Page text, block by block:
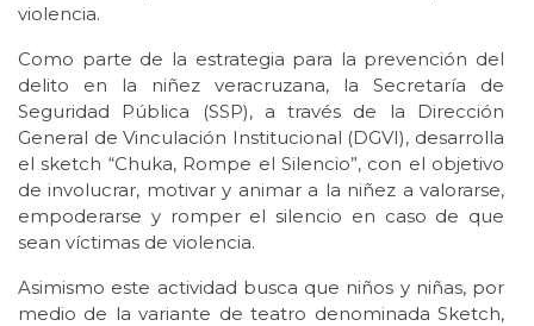
violencia.
Como parte de la estrategia para la prevención del
delito en la niñez veracruzana, la Secretaría de
Seguridad Pública (SSP), a través de la Dirección
General de Vinculación Institucional (DGVI), desarrolla
el sketch “Chuka, Rompe el Silencio”, con el objetivo
de involucrar, motivar y animar a la niñez a valorarse,
empoderarse y romper el silencio en caso de que
sean víctimas de violencia.
Asimismo este actividad busca que niños y niñas, por
medio de la variante de teatro denominada Sketch,